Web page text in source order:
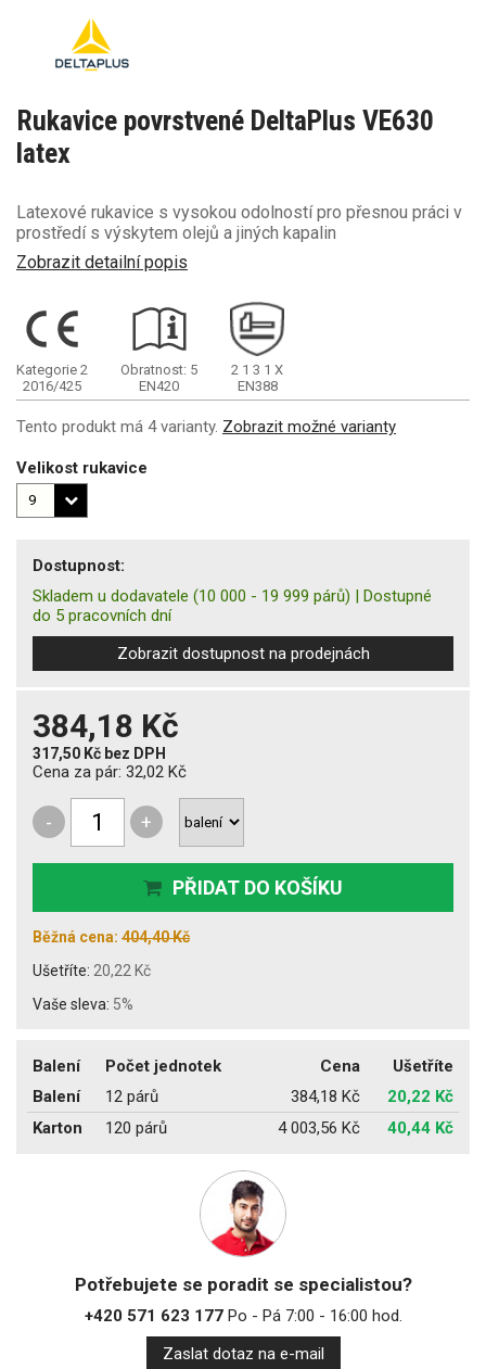
Rukavice povrstvené DeltaPlus VE630
latex
Latexové rukavice s vysokou odolností pro přesnou práci v
prostředí s výskytem olejů a jiných kapalin
Zobrazit detailní popis
Kategorie 2
2016/425
Obratnost: 5
EN420
2 1 3 1 X
EN388
Tento produkt má 4 varianty. Zobrazit možné varianty
Velikost rukavice
Dostupnost:
Skladem u dodavatele (10 000 - 19 999 párů) | Dostupné
do 5 pracovních dní
Zobrazit dostupnost na prodejnách
384,18 Kč
317,50 Kč bez DPH
Cena za pár: 32,02 Kč
- +
PŘIDAT DO KOŠÍKU
Běžná cena: 404,40 Kč
Ušetříte: 20,22 Kč
Vaše sleva: 5%
Balení Počet jednotek Cena
Ušetříte
Balení
12 párů 384,18 Kč
20,22 Kč
Karton
120 párů 4 003,56 Kč 40,44 Kč
Potřebujete se poradit se specialistou?
+420 571 623 177Po - Pá 7:00 - 16:00 hod.
Zaslat dotaz na e-mail